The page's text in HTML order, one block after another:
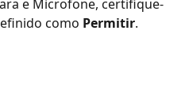
e Microfone, certifique-
como Permitir.